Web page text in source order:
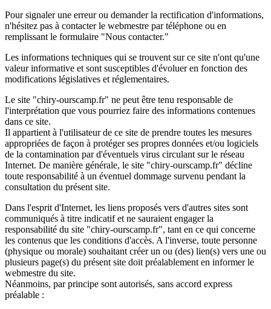
Pour signaler une erreur ou demander la rectification d'informations,
n'hésitez pas à contacter le webmestre par téléphone ou en
remplissant le formulaire "Nous contacter."
Les informations techniques qui se trouvent sur ce site n'ont qu'une
valeur informative et sont susceptibles d'évoluer en fonction des
modifications législatives et réglementaires.
Le site "chiry-ourscamp.fr" ne peut être tenu responsable de
l'interprétation que vous pourriez faire des informations contenues
dans ce site.
Il appartient à l'utilisateur de ce site de prendre toutes les mesures
appropriées de façon à protéger ses propres données et/ou logiciels
de la contamination par d'éventuels virus circulant sur le réseau
Internet. De manière générale, le site "chiry-ourscamp.fr" décline
toute responsabilité à un éventuel dommage survenu pendant la
consultation du présent site.
Dans l'esprit d'Internet, les liens proposés vers d'autres sites sont
communiqués à titre indicatif et ne sauraient engager la
responsabilité du site "chiry-ourscamp.fr", tant en ce qui concerne
les contenus que les conditions d'accès. A l'inverse, toute personne
(physique ou morale) souhaitant créer un ou (des) lien(s) vers une ou
plusieurs page(s) du présent site doit préalablement en informer le
webmestre du site.
Néanmoins, par principe sont autorisés, sans accord express
préalable :